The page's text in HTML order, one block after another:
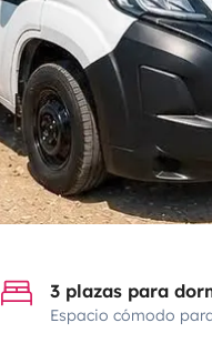
3 plazas para
Espacio cómodo